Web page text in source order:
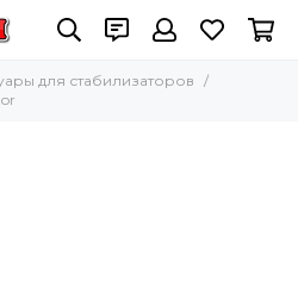
для стабилизаторов